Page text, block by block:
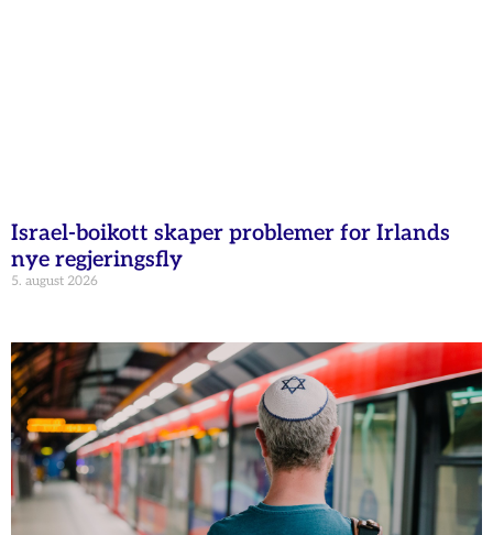
Israel-boikott skaper problemer for Irlands
nye regjeringsfly
5. august 2026